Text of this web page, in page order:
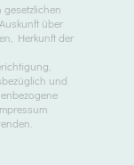
gesetzlichen
über
Herkunft der
und